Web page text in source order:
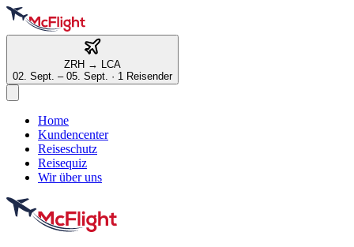
ZRH → LCA
02. Sept. – 05. Sept. · 1 Reisender
Home
Kundencenter
Reiseschutz
Reisequiz
Wir über uns